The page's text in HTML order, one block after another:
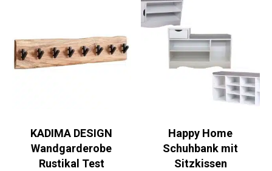
KADIMA DESIGN
Wandgarderobe
Rustikal Test
Happy Home
Schuhbank mit
Sitzkissen